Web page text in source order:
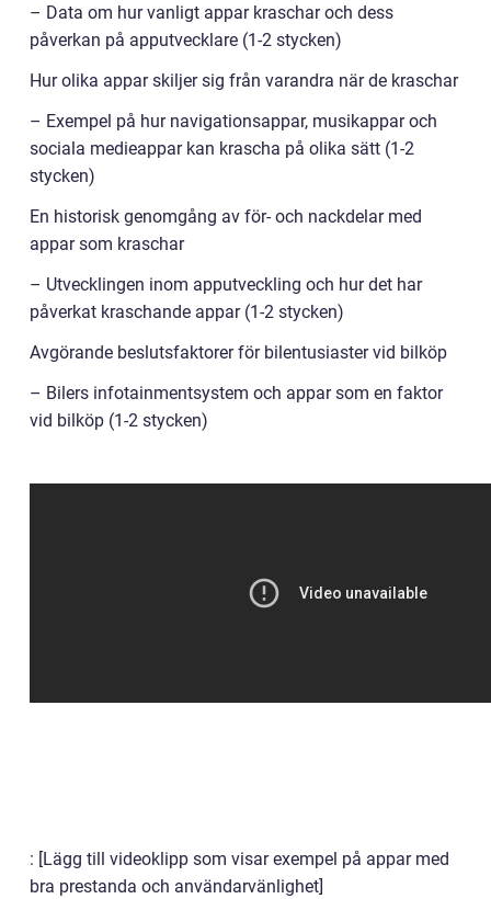
– Data om hur vanligt appar kraschar och dess
påverkan på apputvecklare (1-2 stycken)
Hur olika appar skiljer sig från varandra när de kraschar
– Exempel på hur navigationsappar, musikappar och
sociala medieappar kan krascha på olika sätt (1-2
stycken)
En historisk genomgång av för- och nackdelar med
appar som kraschar
– Utvecklingen inom apputveckling och hur det har
påverkat kraschande appar (1-2 stycken)
Avgörande beslutsfaktorer för bilentusiaster vid bilköp
– Bilers infotainmentsystem och appar som en faktor
vid bilköp (1-2 stycken)
: [Lägg till videoklipp som visar exempel på appar med
bra prestanda och användarvänlighet]